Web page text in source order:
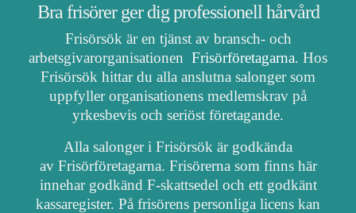
Bra frisörer ger dig professionell hårvård
Frisörsök är en tjänst av bransch- och
arbetsgivarorganisationen Frisörföretagarna. Hos
Frisörsök hittar du alla anslutna salonger som
uppfyller organisationens medlemskrav på
yrkesbevis och seriöst företagande.
Alla salonger i Frisörsök är godkända
av Frisörföretagarna. Frisörerna som finns här
innehar godkänd F-skattsedel och ett godkänt
kassaregister. På frisörens personliga licens kan